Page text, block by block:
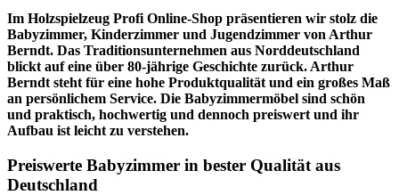
Im Holzspielzeug Profi Online-Shop präsentieren wir stolz die
Babyzimmer, Kinderzimmer und Jugendzimmer von Arthur
Berndt. Das Traditionsunternehmen aus Norddeutschland
blickt auf eine über 80-jährige Geschichte zurück. Arthur
Berndt steht für eine hohe Produktqualität und ein großes Maß
an persönlichem Service. Die Babyzimmermöbel sind schön
und praktisch, hochwertig und dennoch preiswert und ihr
Aufbau ist leicht zu verstehen.
Preiswerte Babyzimmer in bester Qualität aus
Deutschland